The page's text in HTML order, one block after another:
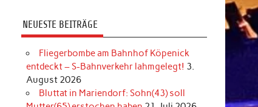
NEUESTE BEITRÄGE
Fliegerbombe am Bahnhof Köpenick
entdeckt – S-Bahnverkehr lahmgelegt! 3.
August 2026
Bluttat in Mariendorf: Sohn(43) soll